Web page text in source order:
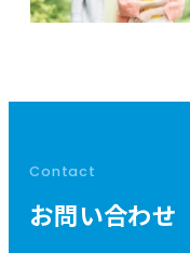
Contact
お問い合わせ